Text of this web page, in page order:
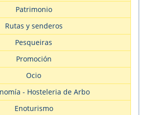
Patrimonio
Rutas y senderos
Pesqueiras
Promoción
Ocio
- Hosteleria de Arbo
Enoturismo